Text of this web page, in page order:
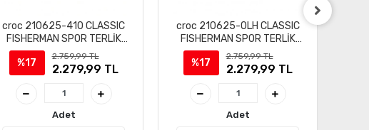
croc 210625-410 CLASSIC
FISHERMAN SPOR TERLİK
SANDALET
%17
2.759,99 TL
2.279,99 TL
Adet
croc 210625-0LH CLASSIC
FISHERMAN SPOR TERLİK
SANDALET
%17
2.759,99 TL
2.279,99 TL
Adet